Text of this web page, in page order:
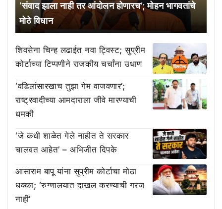
‘संवाद झाला नाही तर आंदोलन होणारच’; मोहन भागवतांचे
मोठे विधान
शिवसेना चिन्ह लढाईत नवा ट्विस्ट; सुप्रीम
कोर्टाच्या टिप्पणीने राजकीय चर्चांना उधाण
‘वडिलांसारखाच तुझा गेम वाजवणार’;
राष्ट्रवादीच्या आमदाराला जीवे मारण्याची
धमकी
‘जे कधी शाळेत गेले नाहीत ते सरकार
चालवत आहेत’ – अभिजीत दिपके
आसाराम बापू यांना सुप्रीम कोर्टाचा मोठा
धक्का; ‘रुग्णालयात दाखल करण्याची गरज
नाही’